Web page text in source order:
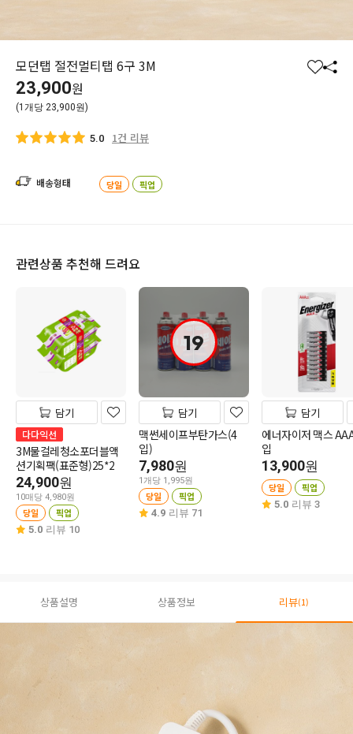
모던탭 절전멀티탭 6구 3M
찜 공
23,900원
(1개당 23,900원)
5.0 1건 리뷰
배송형태 당일 픽업
관련상품 추천해 드려요
담기
다다익선
3M물걸레청소포더블액
션기획팩(표준형)25*2
24,900원
10매당 4,980원
당일 픽업
5.0 리뷰 10
19
담기
맥썬세이프부탄가스(4
입)
7,980원
1개당 1,995원
당일 픽업
4.9 리뷰 71
담기
에너자이저 맥스
입
13,900원
당일 픽업
5.0 리뷰 3
상품설명 상품정보 리뷰(1)